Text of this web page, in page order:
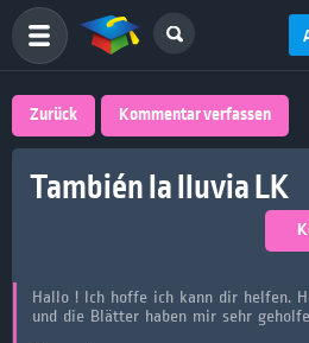
Zurück Kommentar verfassen
También la lluvia LK
Hallo ! Ich hoffe ich kann dir helfen.
und die Blätter haben mir sehr